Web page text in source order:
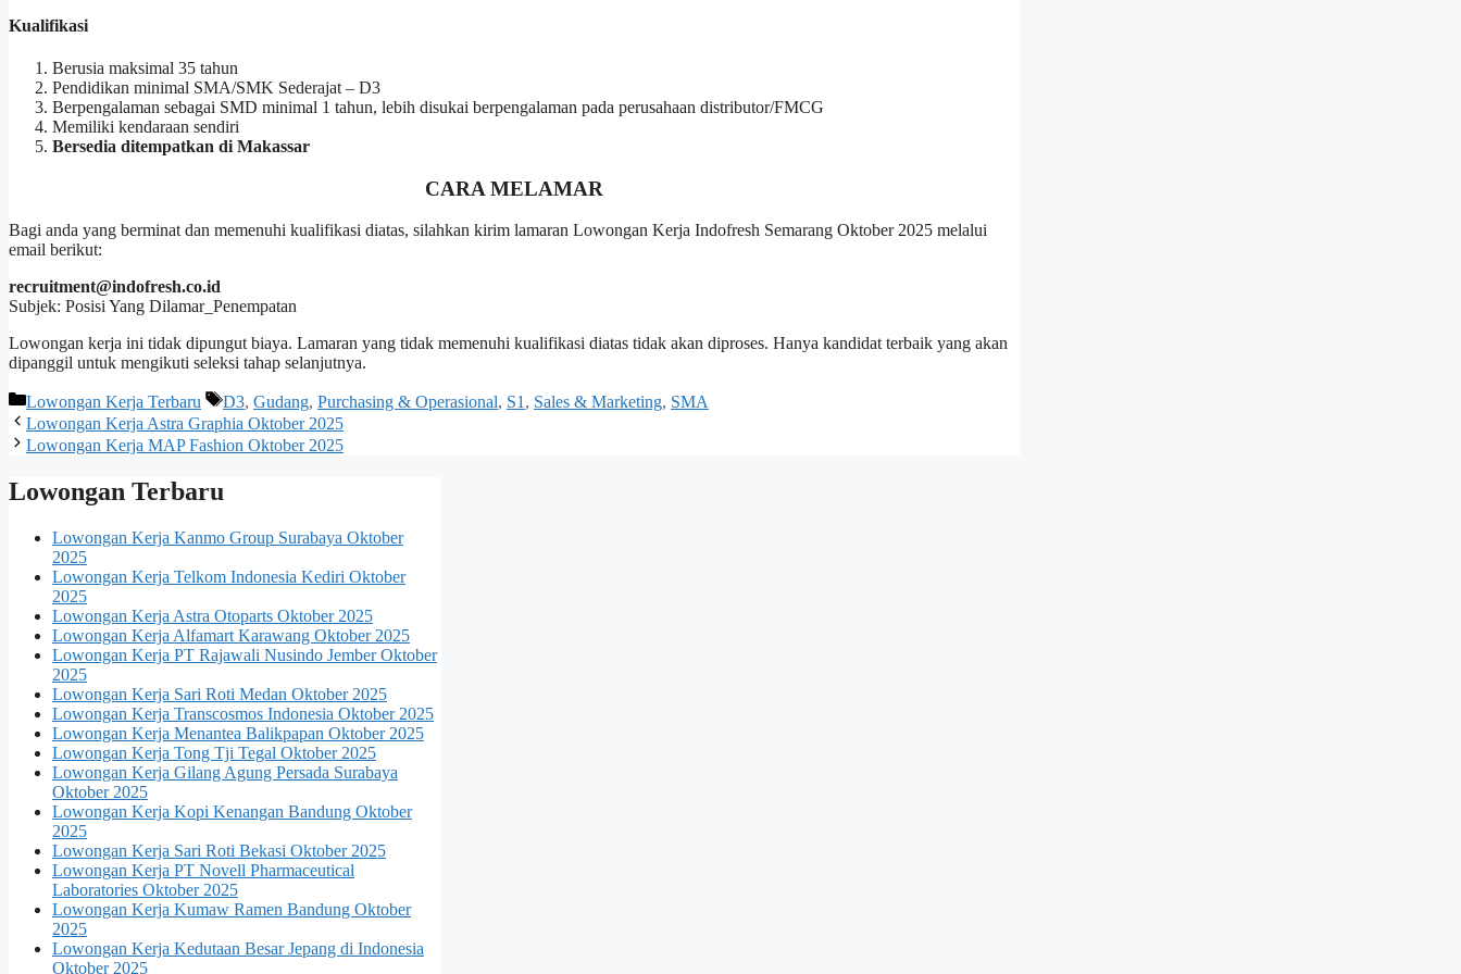
Kualifikasi
Berusia maksimal 35 tahun
Pendidikan minimal SMA/SMK Sederajat – D3
Berpengalaman sebagai SMD minimal 1 tahun, lebih disukai berpengalaman pada perusahaan distributor/FMCG
Memiliki kendaraan sendiri
Bersedia ditempatkan di Makassar
CARA MELAMAR
Bagi anda yang berminat dan memenuhi kualifikasi diatas, silahkan kirim lamaran Lowongan Kerja Indofresh Semarang Oktober 2025 melalui
email berikut:
recruitment@indofresh.co.id
Subjek: Posisi Yang Dilamar_Penempatan
Lowongan kerja ini tidak dipungut biaya. Lamaran yang tidak memenuhi kualifikasi diatas tidak akan diproses. Hanya kandidat terbaik yang akan
dipanggil untuk mengikuti seleksi tahap selanjutnya.
Kategori
Lowongan Kerja Terbaru Tag
D3, Gudang, Purchasing & Operasional, S1, Sales & Marketing, SMA
Lowongan Kerja Astra Graphia Oktober 2025
Lowongan Kerja MAP Fashion Oktober 2025
Lowongan Terbaru
Lowongan Kerja Kanmo Group Surabaya Oktober
2025
Lowongan Kerja Telkom Indonesia Kediri Oktober
2025
Lowongan Kerja Astra Otoparts Oktober 2025
Lowongan Kerja Alfamart Karawang Oktober 2025
Lowongan Kerja PT Rajawali Nusindo Jember Oktober
2025
Lowongan Kerja Sari Roti Medan Oktober 2025
Lowongan Kerja Transcosmos Indonesia Oktober 2025
Lowongan Kerja Menantea Balikpapan Oktober 2025
Lowongan Kerja Tong Tji Tegal Oktober 2025
Lowongan Kerja Gilang Agung Persada Surabaya
Oktober 2025
Lowongan Kerja Kopi Kenangan Bandung Oktober
2025
Lowongan Kerja Sari Roti Bekasi Oktober 2025
Lowongan Kerja PT Novell Pharmaceutical
Laboratories Oktober 2025
Lowongan Kerja Kumaw Ramen Bandung Oktober
2025
Lowongan Kerja Kedutaan Besar Jepang di Indonesia
Oktober 2025